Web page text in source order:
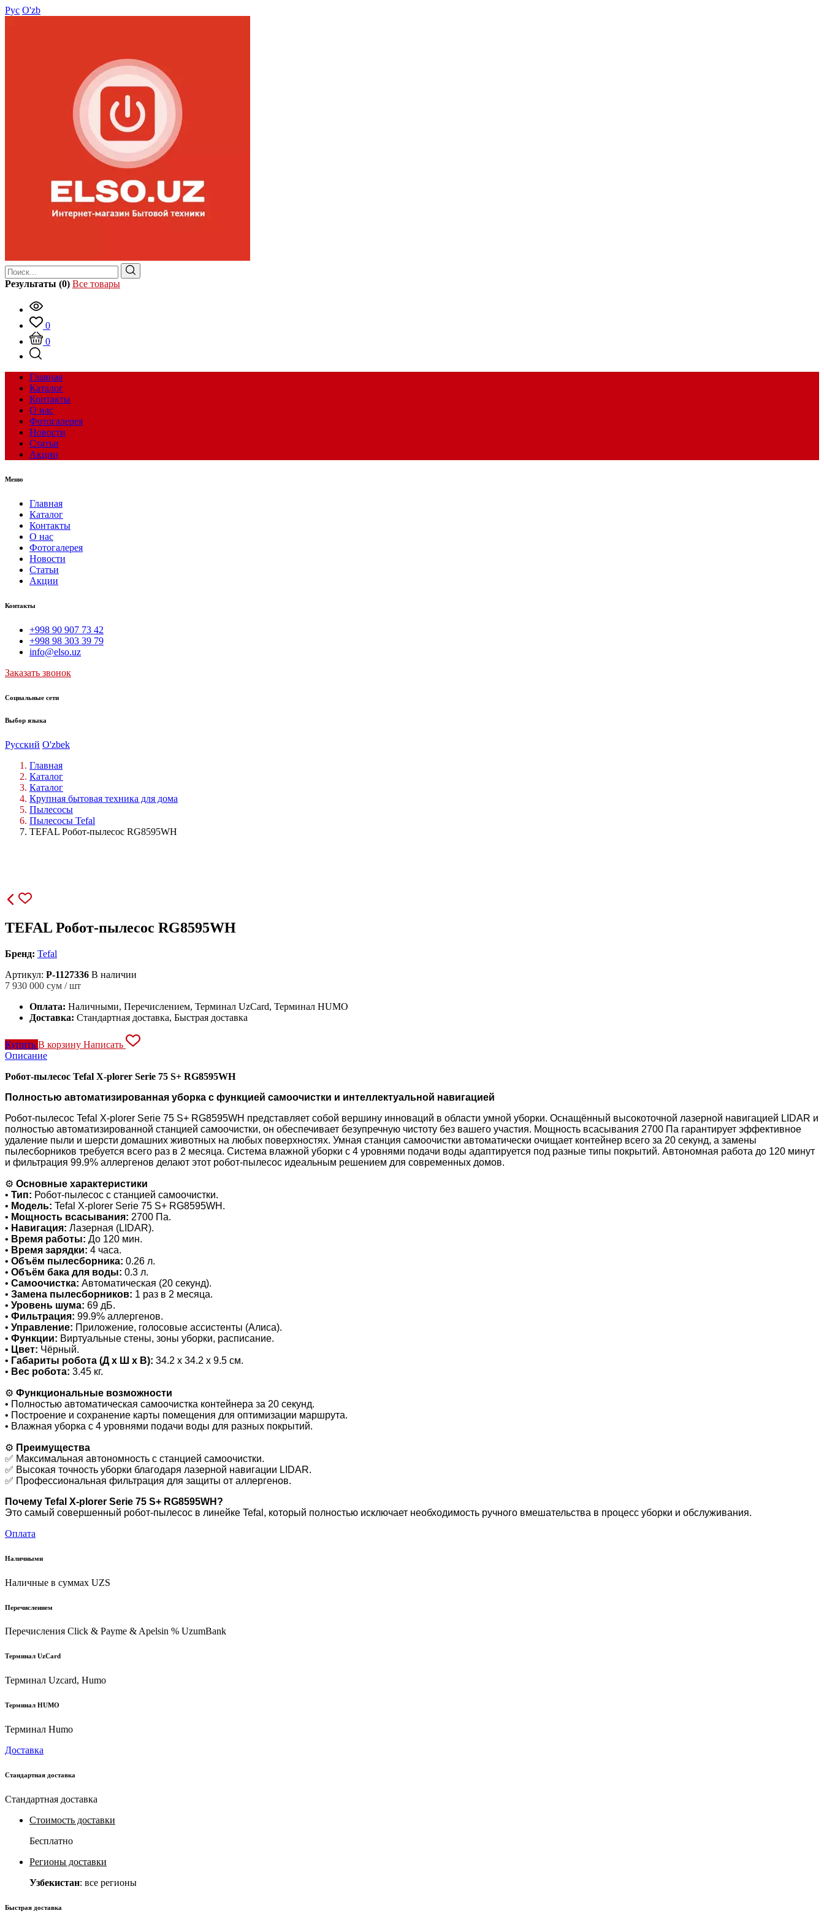
Рус O'zb
Результаты (0) Все товары
0
0
Главная
Каталог
Контакты
О нас
Фотогалерея
Новости
Статьи
Акции
Меню
Главная
Каталог
Контакты
О нас
Фотогалерея
Новости
Статьи
Акции
Контакты
+998 90 907 73 42
+998 98 303 39 79
info@elso.uz
Заказать звонок
Социальные сети
Выбор языка
Русский O'zbek
Главная
Каталог
Каталог
Крупная бытовая техника для дома
Пылесосы
Пылесосы Tefal
TEFAL Робот-пылесос RG8595WH
TEFAL Робот-пылесос RG8595WH
Бренд: Tefal
Артикул: P-1127336 В наличии
7 930 000 сум / шт
Оплата: Наличными, Перечислением, Терминал UzCard, Терминал HUMO
Доставка: Стандартная доставка, Быстрая доставка
Купить В корзину Написать
Описание
Робот-пылесос Tefal X-plorer Serie 75 S+ RG8595WH
Полностью автоматизированная уборка с функцией самоочистки и интеллектуальной навигацией
Робот-пылесос Tefal X-plorer Serie 75 S+ RG8595WH представляет собой вершину инноваций в области умной уборки. Оснащённый высокоточной лазерной навигацией LIDAR и
полностью автоматизированной станцией самоочистки, он обеспечивает безупречную чистоту без вашего участия. Мощность всасывания 2700 Па гарантирует эффективное
удаление пыли и шерсти домашних животных на любых поверхностях. Умная станция самоочистки автоматически очищает контейнер всего за 20 секунд, а замены
пылесборников требуется всего раз в 2 месяца. Система влажной уборки с 4 уровнями подачи воды адаптируется под разные типы покрытий. Автономная работа до 120 минут
и фильтрация 99.9% аллергенов делают этот робот-пылесос идеальным решением для современных домов.
⚙️ Основные характеристики
• Тип: Робот-пылесос с станцией самоочистки.
• Модель: Tefal X-plorer Serie 75 S+ RG8595WH.
• Мощность всасывания: 2700 Па.
• Навигация: Лазерная (LIDAR).
• Время работы: До 120 мин.
• Время зарядки: 4 часа.
• Объём пылесборника: 0.26 л.
• Объём бака для воды: 0.3 л.
• Самоочистка: Автоматическая (20 секунд).
• Замена пылесборников: 1 раз в 2 месяца.
• Уровень шума: 69 дБ.
• Фильтрация: 99.9% аллергенов.
• Управление: Приложение, голосовые ассистенты (Алиса).
• Функции: Виртуальные стены, зоны уборки, расписание.
• Цвет: Чёрный.
• Габариты робота (Д х Ш х В): 34.2 x 34.2 x 9.5 см.
• Вес робота: 3.45 кг.
⚙️ Функциональные возможности
• Полностью автоматическая самоочистка контейнера за 20 секунд.
• Построение и сохранение карты помещения для оптимизации маршрута.
• Влажная уборка с 4 уровнями подачи воды для разных покрытий.
⚙️ Преимущества
✅ Максимальная автономность с станцией самоочистки.
✅ Высокая точность уборки благодаря лазерной навигации LIDAR.
✅ Профессиональная фильтрация для защиты от аллергенов.
Почему Tefal X-plorer Serie 75 S+ RG8595WH?
Это самый совершенный робот-пылесос в линейке Tefal, который полностью исключает необходимость ручного вмешательства в процесс уборки и обслуживания.
Оплата
Наличными
Наличные в суммах UZS
Перечислением
Перечисления Click & Payme & Apelsin % UzumBank
Терминал UzCard
Терминал Uzcard, Humo
Терминал HUMO
Терминал Humo
Доставка
Стандартная доставка
Стандартная доставка
Стоимость доставки
Бесплатно
Регионы доставки
Узбекистан: все регионы
Быстрая доставка